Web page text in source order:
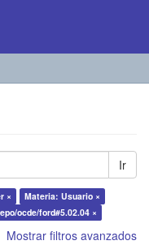
Ir
×
Materia: Usuario ×
ocde/ford#5.02.04 ×
Mostrar filtros avanzados